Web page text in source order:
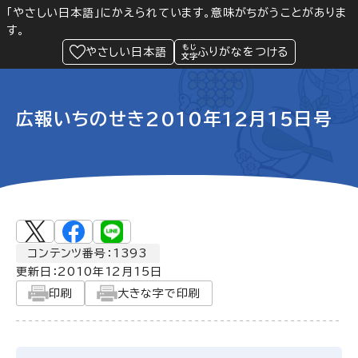
「やさしい日本語」にかえられています。意味がちがうことがありま
す。
やさしい日本語
ふりがなをつける
Language 閲覧支援
緊急情報
広報いちのせき2010年12月15日号
コンテンツ番号：1393
更新日： 2010年12月15日
印刷
大きな字で印刷